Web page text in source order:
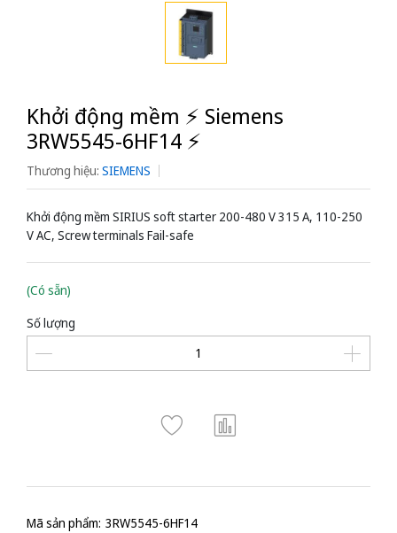
Khởi động mềm ⚡️ Siemens
3RW5545-6HF14 ⚡️
Thương hiệu: SIEMENS
Khởi động mềm SIRIUS soft starter 200-480 V 315 A, 110-250
V AC, Screw terminals Fail-safe
(Có sẵn)
Số lượng
Mã sản phẩm: 3RW5545-6HF14